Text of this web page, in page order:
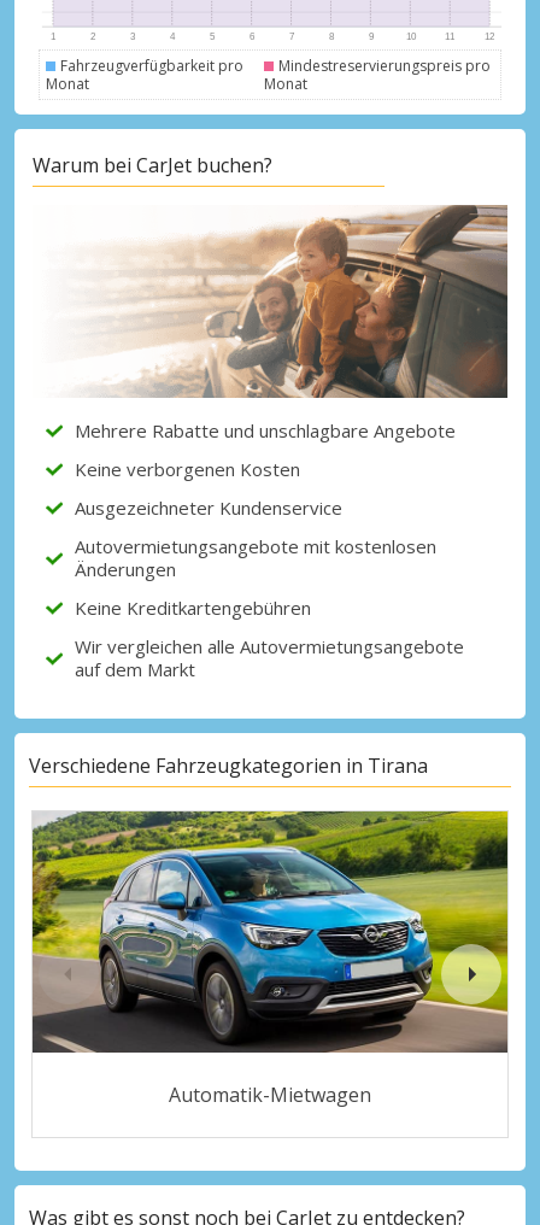
Fahrzeugverfügbarkeit pro
Monat
Mindestreservierungspreis pro
Monat
Warum bei CarJet buchen?
Mehrere Rabatte und unschlagbare Angebote
Keine verborgenen Kosten
Ausgezeichneter Kundenservice
Autovermietungsangebote mit kostenlosen
Änderungen
Keine Kreditkartengebühren
Wir vergleichen alle Autovermietungsangebote
auf dem Markt
Verschiedene Fahrzeugkategorien in Tirana
Automatik-Mietwagen
Was gibt es sonst noch bei CarJet zu entdecken?